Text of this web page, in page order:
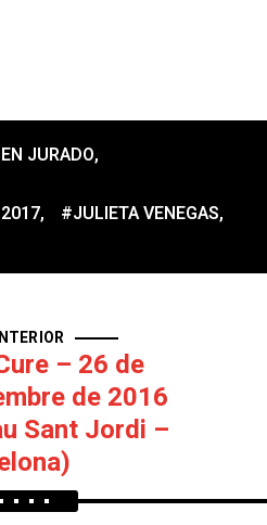
JURADO,
, #JULIETA VENEGAS,
– 26 de
de 2016
Sant Jordi –